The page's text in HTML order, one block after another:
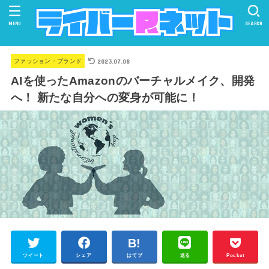
SEARCH
MENU
ファッション・ブランド 2023.07.08
AIを使ったAmazonのバーチャルメイク、開発
へ！ 新たな自分への変身が可能に！
ツイート シェア はてブ 送る Pocket